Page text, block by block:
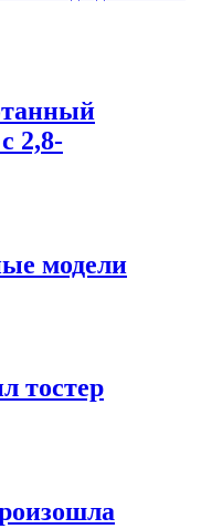
2,8-
модели
тостер